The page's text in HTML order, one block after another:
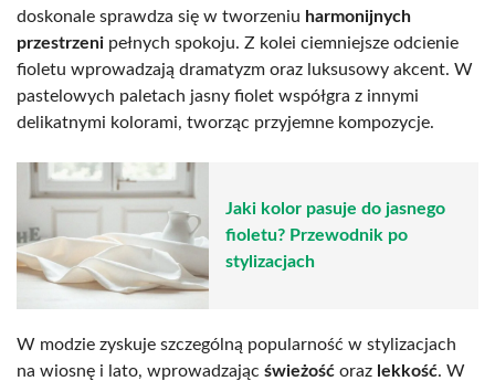
doskonale sprawdza się w tworzeniu harmonijnych
przestrzeni pełnych spokoju. Z kolei ciemniejsze odcienie
fioletu wprowadzają dramatyzm oraz luksusowy akcent. W
pastelowych paletach jasny fiolet współgra z innymi
delikatnymi kolorami, tworząc przyjemne kompozycje.
Jaki kolor pasuje do jasnego
fioletu? Przewodnik po
stylizacjach
W modzie zyskuje szczególną popularność w stylizacjach
na wiosnę i lato, wprowadzając świeżość oraz lekkość. W